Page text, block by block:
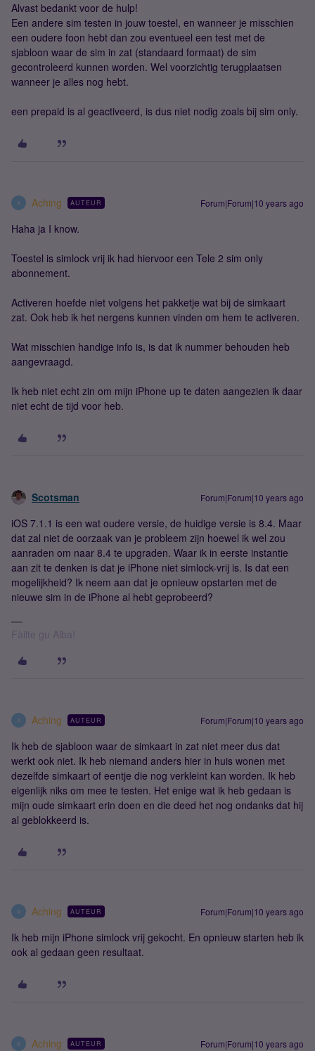
Alvast bedankt voor de hulp!
Een andere sim testen in jouw toestel, en wanneer je misschien
een oudere foon hebt dan zou eventueel een test met de
sjabloon waar de sim in zat (standaard formaat) de sim
gecontroleerd kunnen worden. Wel voorzichtig terugplaatsen
wanneer je alles nog hebt.
een prepaid is al geactiveerd, is dus niet nodig zoals bij sim only.
A Aching AUTEUR Forum|Forum|10 years ago
Haha ja I know.
Toestel is simlock vrij ik had hiervoor een Tele 2 sim only
abonnement.
Activeren hoefde niet volgens het pakketje wat bij de simkaart
zat. Ook heb ik het nergens kunnen vinden om hem te activeren.
Wat misschien handige info is, is dat ik nummer behouden heb
aangevraagd.
Ik heb niet echt zin om mijn iPhone up te daten aangezien ik daar
niet echt de tijd voor heb.
Scotsman Forum|Forum|10 years ago
iOS 7.1.1 is een wat oudere versie, de huidige versie is 8.4. Maar
dat zal niet de oorzaak van je probleem zijn hoewel ik wel zou
aanraden om naar 8.4 te upgraden. Waar ik in eerste instantie
aan zit te denken is dat je iPhone niet simlock-vrij is. Is dat een
mogelijkheid? Ik neem aan dat je opnieuw opstarten met de
nieuwe sim in de iPhone al hebt geprobeerd?
Fàilte gu Alba!
A Aching AUTEUR Forum|Forum|10 years ago
Ik heb de sjabloon waar de simkaart in zat niet meer dus dat
werkt ook niet. Ik heb niemand anders hier in huis wonen met
dezelfde simkaart of eentje die nog verkleint kan worden. Ik heb
eigenlijk niks om mee te testen. Het enige wat ik heb gedaan is
mijn oude simkaart erin doen en die deed het nog ondanks dat hij
al geblokkeerd is.
A Aching AUTEUR Forum|Forum|10 years ago
Ik heb mijn iPhone simlock vrij gekocht. En opnieuw starten heb ik
ook al gedaan geen resultaat.
A Aching AUTEUR Forum|Forum|10 years ago